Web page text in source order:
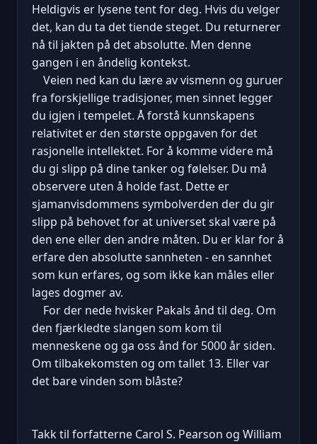
Heldigvis er lysene tent for deg. Hvis du velger
det, kan du ta det tiende steget. Du returnerer
nå til jakten på det absolutte. Men denne
gangen i en åndelig kontekst.
Veien ned kan du lære av vismenn og guruer
fra forskjellige tradisjoner, men sinnet legger
du igjen i tempelet. Å forstå kunnskapens
relativitet er den største oppgaven for det
rasjonelle intellektet. For å komme videre må
du gi slipp på dine tanker og følelser. Du må
observere uten å holde fast. Dette er
sjamanvisdommens symbolverden der du gir
slipp på behovet for at universet skal være på
den ene eller den andre måten. Du er klar for å
erfare den absolutte sannheten - en sannhet
som kun erfares, og som ikke kan måles eller
lages dogmer av.
For der nede hvisker Pakals ånd til deg. Om
den fjærkledte slangen som kom til
menneskene og ga oss ånd for 5000 år siden.
Om tilbakekomsten og om tallet 13. Eller var
det bare vinden som blåste?
Takk til forfatterne Carol S. Pearson og William